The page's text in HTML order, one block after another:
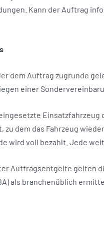
Kann der Auftrag
dem Auftrag zugrunde
einer
zu dem das Fahrzeug
wird voll bezahlt. Jede
Auftragsentgelte gelten
als branchenüblich